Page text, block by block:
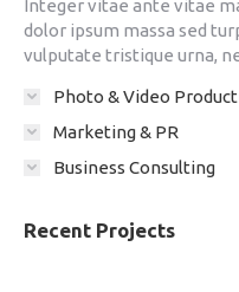
Integer vitae ante vitae
dolor ipsum massa sed
vulputate tristique urna,
Photo & Video
Marketing & PR
Business Consulting
Recent Projects